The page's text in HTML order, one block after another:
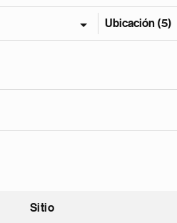
Ubicación (5)
Sitio